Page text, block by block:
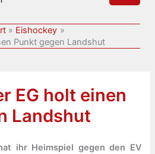
Eishockey
Punkt gegen Landshut
EG holt einen
Landshut
ihr Heimspiel gegen den EV